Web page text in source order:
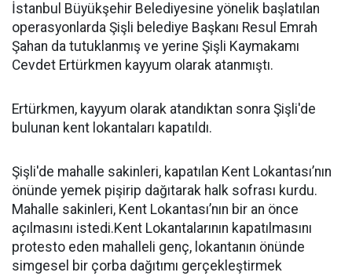
İstanbul Büyükşehir Belediyesine yönelik başlatılan
operasyonlarda Şişli belediye Başkanı Resul Emrah
Şahan da tutuklanmış ve yerine Şişli Kaymakamı
Cevdet Ertürkmen kayyum olarak atanmıştı.
Ertürkmen, kayyum olarak atandıktan sonra Şişli'de
bulunan kent lokantaları kapatıldı.
Şişli'de mahalle sakinleri, kapatılan Kent Lokantası’nın
önünde yemek pişirip dağıtarak halk sofrası kurdu.
Mahalle sakinleri, Kent Lokantası’nın bir an önce
açılmasını istedi.Kent Lokantalarının kapatılmasını
protesto eden mahalleli genç, lokantanın önünde
simgesel bir çorba dağıtımı gerçekleştirmek